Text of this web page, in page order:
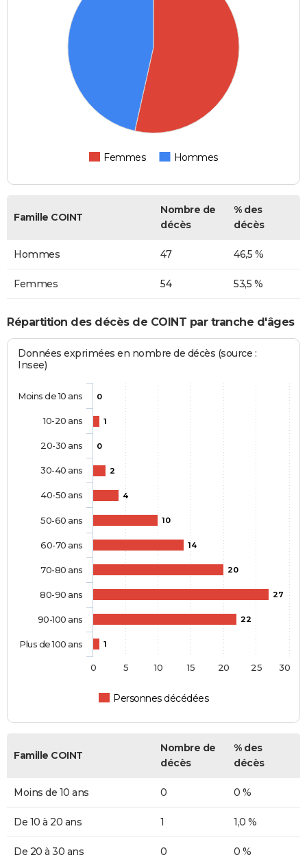
Femmes Hommes
Famille COINT
Nombre de
décès
% des
décès
Hommes 47 46,5 %
Femmes 54 53,5 %
Répartition des décès de COINT par tranche d'âges
Données exprimées en nombre de décès (source :
Insee)
0
1
0
2
4
10
14
20
27
22
1
Personnes décédées
Moins de 10 ans
10-20 ans
20-30 ans
30-40 ans
40-50 ans
50-60 ans
60-70 ans
70-80 ans
80-90 ans
90-100 ans
Plus de 100 ans
0 5 10 15 20 25 30
Famille COINT
Nombre de
décès
% des
décès
Moins de 10 ans 0 0 %
De 10 à 20 ans 1 1,0 %
De 20 à 30 ans 0 0 %